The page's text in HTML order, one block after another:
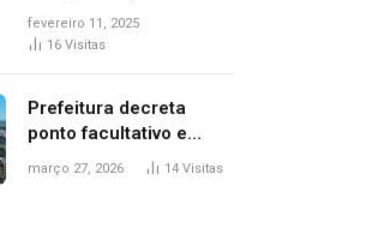
denunciada por maus-
tratos contra dois
fevereiro 11, 2025
16 Visitas
Prefeitura decreta
ponto facultativo e
servidores públicos
março 27, 2026 14 Visitas